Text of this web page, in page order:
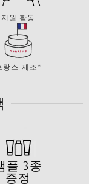
지원 활동
랑스 제조*
플 3종
증정